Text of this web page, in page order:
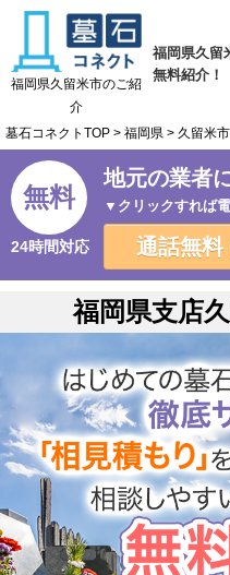
福岡県久留
無料紹介！
福岡県久留米市のご紹
介
墓石コネクトTOP > 福岡県 > 久留米市
無料
24時間対応
地元の業者
▼クリックすれば
通話無料
福岡県支店